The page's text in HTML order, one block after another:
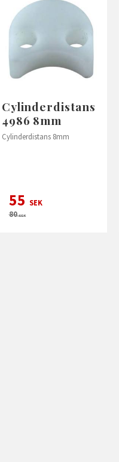
Cylinderdistans
4986 8mm
Cylinderdistans 8mm
55 SEK
80SEK